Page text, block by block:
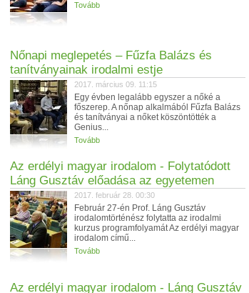
Tovább
Nőnapi meglepetés – Fűzfa Balázs és
tanítványainak irodalmi estje
2017. március 09. 11:15
Egy évben legalább egyszer a nőké a
főszerep. A nőnap alkalmából Fűzfa Balázs
és tanítványai a nőket köszöntötték a
Genius...
Tovább
Az erdélyi magyar irodalom - Folytatódott
Láng Gusztáv előadása az egyetemen
2017. február 28. 00:30
Február 27-én Prof. Láng Gusztáv
irodalomtörténész folytatta az irodalmi
kurzus programfolyamát Az erdélyi magyar
irodalom című...
Tovább
Az erdélyi magyar irodalom - Láng Gusztáv